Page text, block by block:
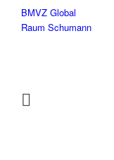
BMVZ Global
Raum Schumann